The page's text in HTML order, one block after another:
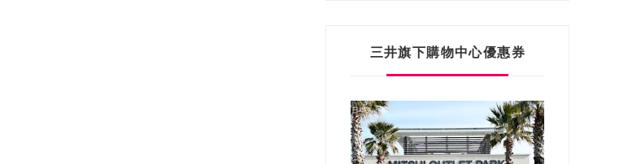
三井旗下購物中心優惠券